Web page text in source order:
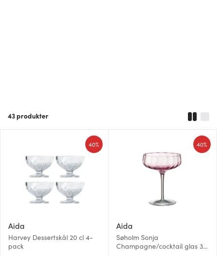
43 produkter
Aida
Harvey Dessertskål 20 cl 4-
pack
40%
Aida
Søholm Sonja
Champagne/cocktail glas 30
40%